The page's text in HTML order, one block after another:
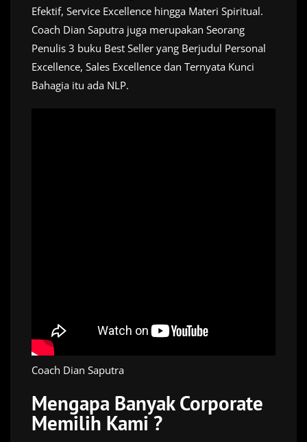
Efektif, Service Excellence hingga Materi Spiritual.
Coach Dian Saputra juga merupakan Seorang
Penulis 3 buku Best Seller yang Berjudul Personal
Excellence, Sales Excellence dan Ternyata Kunci
Bahagia itu ada NLP.
Coach Dian Saputra
Mengapa Banyak Corporate
Memilih Kami ?